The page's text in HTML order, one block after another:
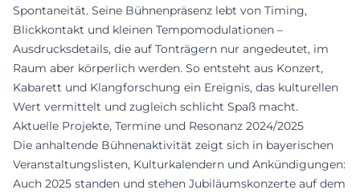
Spontaneität. Seine Bühnenpräsenz lebt von Timing,
Blickkontakt und kleinen Tempomodulationen –
Ausdrucksdetails, die auf Tonträgern nur angedeutet, im
Raum aber körperlich werden. So entsteht aus Konzert,
Kabarett und Klangforschung ein Ereignis, das kulturellen
Wert vermittelt und zugleich schlicht Spaß macht.
Aktuelle Projekte, Termine und Resonanz 2024/2025
Die anhaltende Bühnenaktivität zeigt sich in bayerischen
Veranstaltungslisten, Kulturkalendern und Ankündigungen:
Auch 2025 standen und stehen Jubiläumskonzerte auf dem